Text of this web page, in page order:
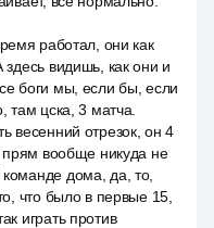
работал, они как
видишь, как они и
боги мы, если бы, если
там цска, 3 матча.
весенний отрезок, он 4
прям вообще никуда не
дома, да, то,
что было в первые 15,
играть против